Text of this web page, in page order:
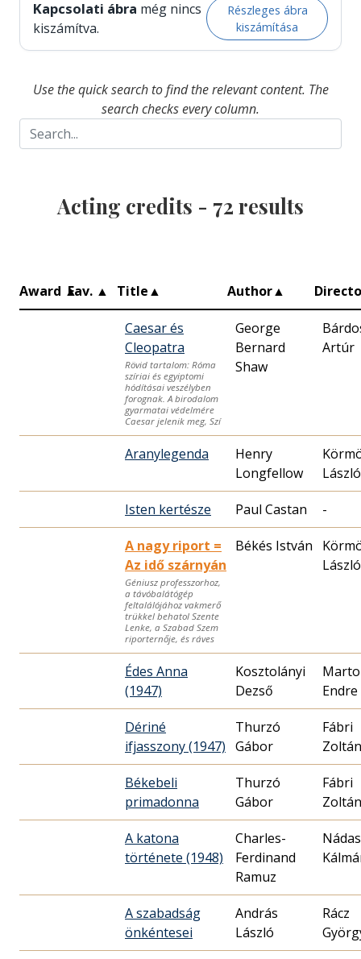
Kapcsolati ábra még nincs
kiszámítva.
Részleges ábra
kiszámítása
Use the quick search to find the relevant content. The
search checks every column.
Acting credits - 72 results
Award ▲
Fav. ▲ Title▲ Author▲
Caesar és
Cleopatra
Rövid tartalom: Róma
szíriai és egyiptomi
hódításai veszélyben
forognak. A birodalom
gyarmatai védelmére
Caesar jelenik meg, Szí
George
Bernard
Shaw
Artúr
Aranylegenda
Henry
Longfellow
Isten kertésze Paul Castan -
A nagy riport =
Az idő szárnyán
Géniusz professzorhoz,
a távóbalátógép
feltalálójához vakmerő
trükkel behatol Szente
Lenke, a Szabad Szem
riporternője, és ráves
Békés István
Édes Anna
(1947)
Kosztolányi
Dezső
Endre
Dériné
ifjasszony (1947)
Thurzó
Fábri
Zoltán
Békebeli
primadonna
Thurzó
Fábri
Zoltán
A katona
története (1948)
Charles-
Ferdinand
Ramuz
A szabadság
önkéntesei
András
László
Rácz